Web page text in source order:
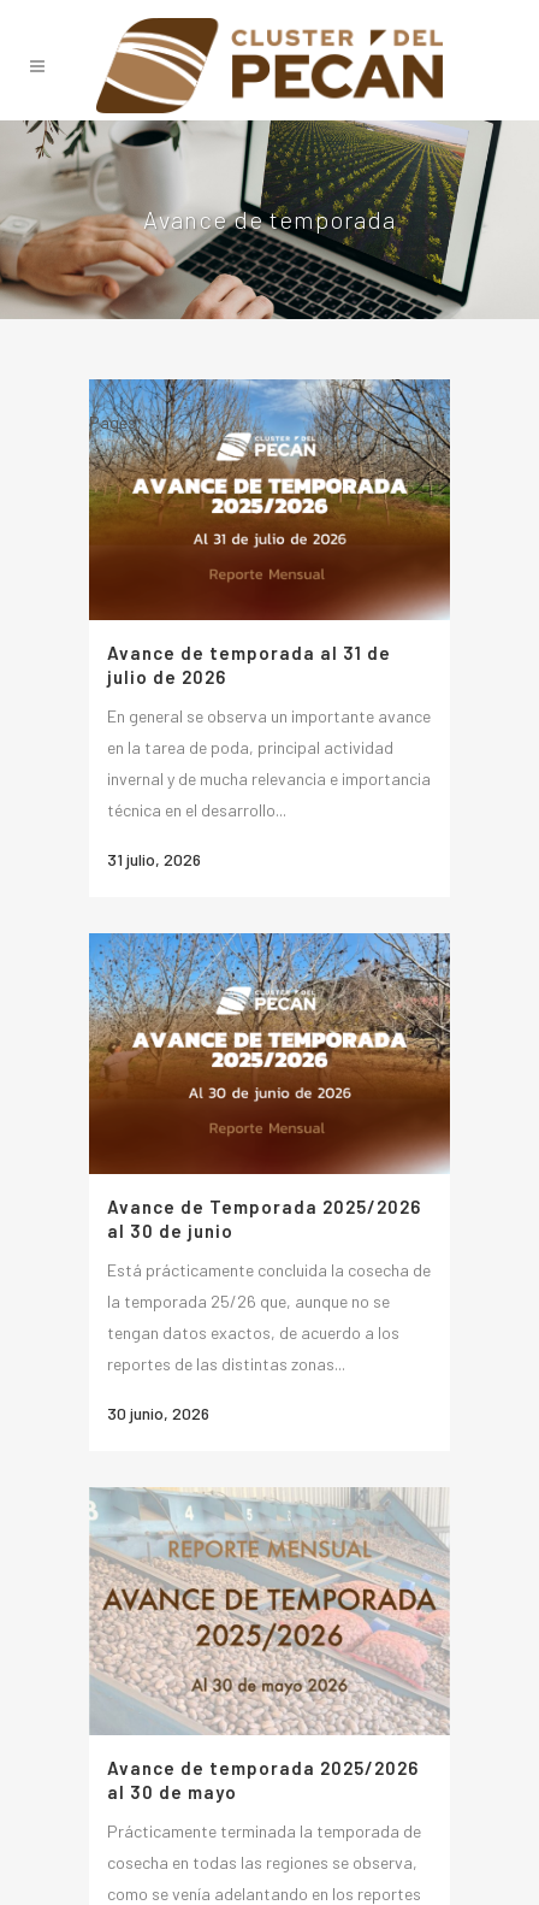
Avance de temporada
Avance de temporada al 31 de
julio de 2026
En general se observa un importante avance
en la tarea de poda, principal actividad
invernal y de mucha relevancia e importancia
técnica en el desarrollo...
31 julio, 2026
Avance de Temporada 2025/2026
al 30 de junio
Está prácticamente concluida la cosecha de
la temporada 25/26 que, aunque no se
tengan datos exactos, de acuerdo a los
reportes de las distintas zonas...
30 junio, 2026
Avance de temporada 2025/2026
al 30 de mayo
Prácticamente terminada la temporada de
cosecha en todas las regiones se observa,
como se venía adelantando en los reportes
Pages:
1 2 3 »